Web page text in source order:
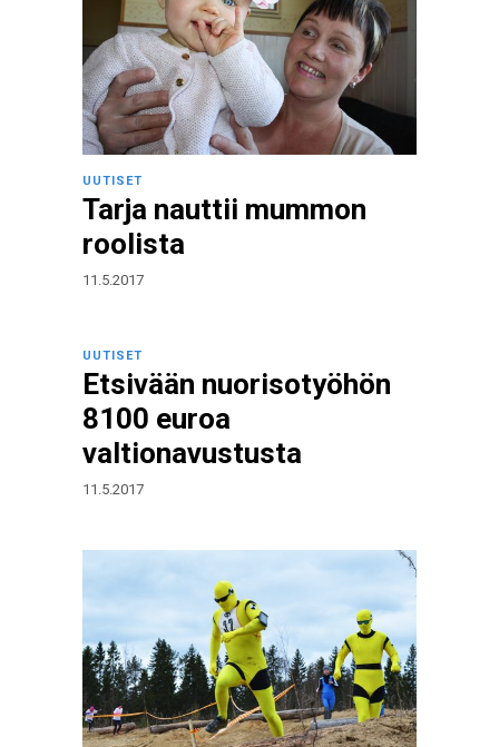
UUTISET
Tarja nauttii mummon
roolista
11.5.2017
UUTISET
Etsivään nuorisotyöhön
8100 euroa
valtionavustusta
11.5.2017